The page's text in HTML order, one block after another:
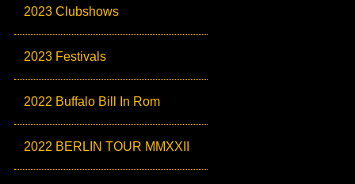
2023 Clubshows
2023 Festivals
2022 Buffalo Bill In Rom
2022 BERLIN TOUR MMXXII